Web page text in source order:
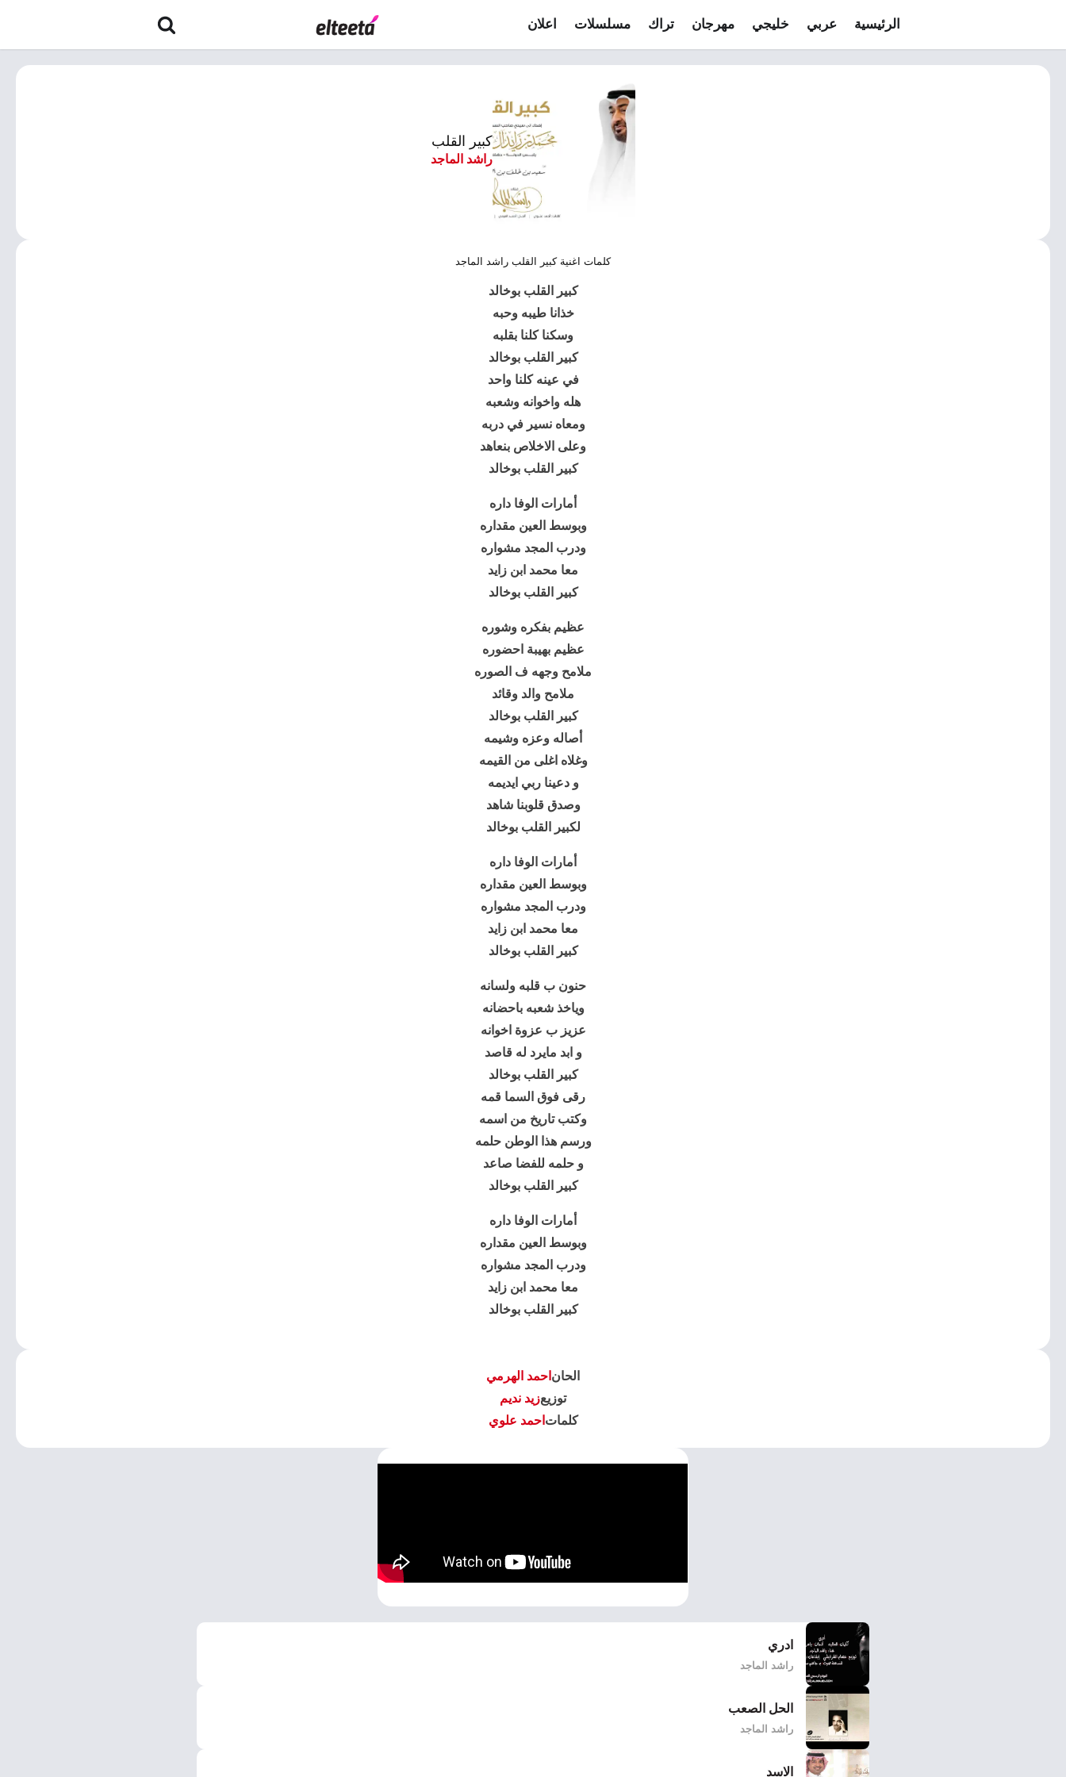
الرئيسية عربي خليجي مهرجان تراك مسلسلات اعلان
كبير القلب
راشد الماجد
كلمات اغنية كبير القلب راشد الماجد
كبير القلب بوخالد
خذانا طيبه وحبه
وسكنا كلنا بقلبه
كبير القلب بوخالد
في عينه كلنا واحد
هله واخوانه وشعبه
ومعاه نسير في دربه
وعلى الاخلاص بنعاهد
كبير القلب بوخالد
أمارات الوفا داره
وبوسط العين مقداره
ودرب المجد مشواره
معا محمد ابن زايد
كبير القلب بوخالد
عظيم بفكره وشوره
عظيم بهيبة احضوره
ملامح وجهه ف الصوره
ملامح والد وقائد
كبير القلب بوخالد
أصاله وعزه وشيمه
وغلاه اغلى من القيمه
و دعينا ربي ايديمه
وصدق قلوبنا شاهد
لكبير القلب بوخالد
أمارات الوفا داره
وبوسط العين مقداره
ودرب المجد مشواره
معا محمد ابن زايد
كبير القلب بوخالد
حنون ب قلبه ولسانه
وياخذ شعبه باحضانه
عزيز ب عزوة اخوانه
و ابد مايرد له قاصد
كبير القلب بوخالد
رقى فوق السما قمه
وكتب تاريخ من اسمه
ورسم هذا الوطن حلمه
و حلمه للفضا صاعد
كبير القلب بوخالد
أمارات الوفا داره
وبوسط العين مقداره
ودرب المجد مشواره
معا محمد ابن زايد
كبير القلب بوخالد
الحان احمد الهرمي
توزيعزيد نديم
كلمات احمد علوي
ادري
راشد الماجد
الحل الصعب
راشد الماجد
الاسد